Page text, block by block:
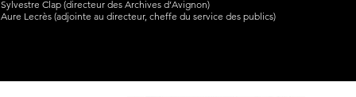
Sylvestre Clap (directeur des Archives d’Avignon)
Aure Lecrès (adjointe au directeur, cheffe du service des publics)